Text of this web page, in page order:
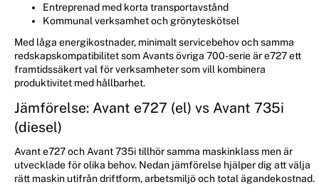
Entreprenad med korta transportavstånd
Kommunal verksamhet och grönyteskötsel
Med låga energikostnader, minimalt servicebehov och samma
redskapskompatibilitet som Avants övriga 700-serie är e727 ett
framtidssäkert val för verksamheter som vill kombinera
produktivitet med hållbarhet.
Jämförelse: Avant e727 (el) vs Avant 735i
(diesel)
Avant e727 och Avant 735i tillhör samma maskinklass men är
utvecklade för olika behov. Nedan jämförelse hjälper dig att välja
rätt maskin utifrån driftform, arbetsmiljö och total ägandekostnad.